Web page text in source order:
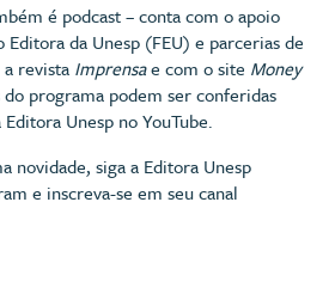
é podcast – conta com o apoio
Editora da Unesp (FEU) e parcerias de
revista Imprensae com o site Money
do programa podem ser conferidas
Editora Unesp no YouTube.
novidade, siga a Editora Unesp
e inscreva-se em seu canal